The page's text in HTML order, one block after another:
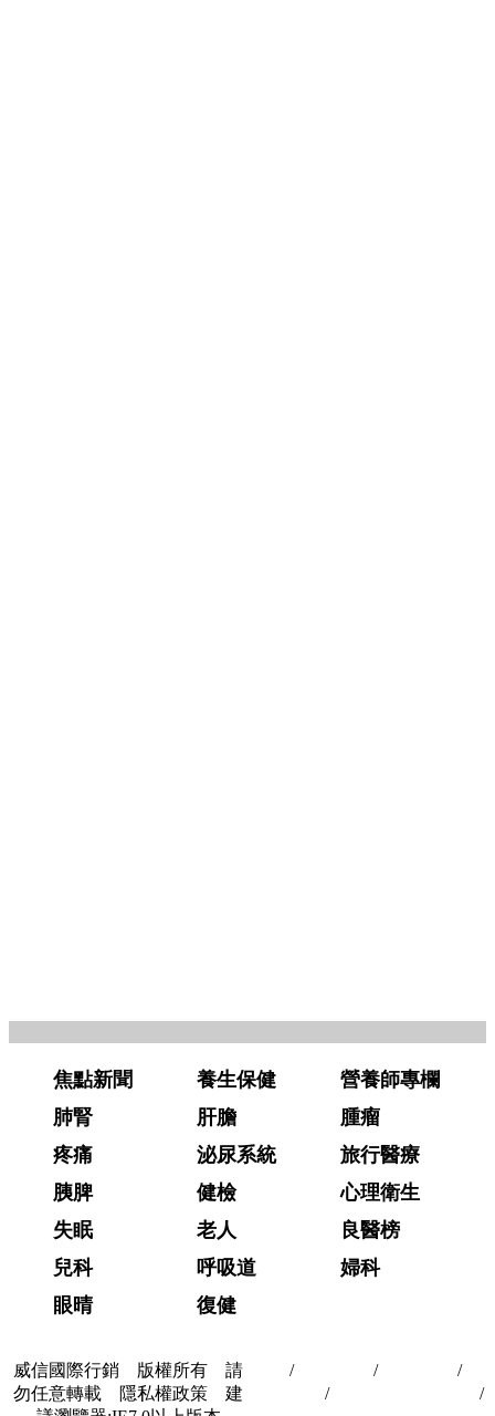
焦點新聞 養生保健
營養師專欄
肺腎
肝膽
腫瘤
疼痛
泌尿系統
旅行醫療
胰脾
健檢
心理衛生
失眠
老人
良醫榜
兒科
呼吸道
婦科
眼晴
復健
威信國際行銷 版權所有 請
勿任意轉載 隱私權政策 建
/ / /
/
/